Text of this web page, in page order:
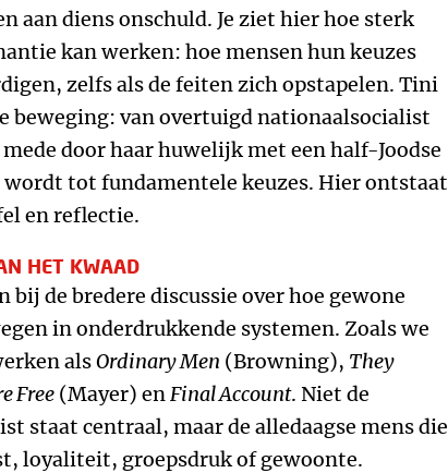
aan diens onschuld. Je ziet hier hoe sterk
kan werken: hoe mensen hun keuzes
zelfs als de feiten zich opstapelen. Tini
beweging: van overtuigd nationaalsocialist
door haar huwelijk met een half-Joodse
tot fundamentele keuzes. Hier ontstaat
en reflectie.
HET KWAAD
bij de bredere discussie over hoe gewone
in onderdrukkende systemen. Zoals we
alsOrdinary Men (Browning), They
Free (Mayer) enFinal Account. Niet de
staat centraal, maar de alledaagse mens die
loyaliteit, groepsdruk of gewoonte.